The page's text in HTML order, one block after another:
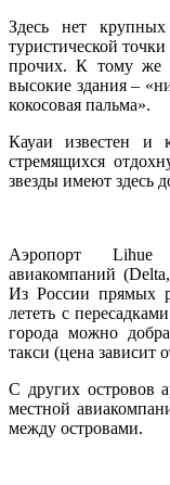
Здесь нет
туристической точки
прочих. К тому же
высокие здания –
кокосовая пальма».
Кауаи известен и
стремящихся
звезды имеют здесь
Аэропорт Lihue
авиакомпаний
Из России прямых
лететь с
города можно
такси (цена зависит
С других островов
местной
между островами.